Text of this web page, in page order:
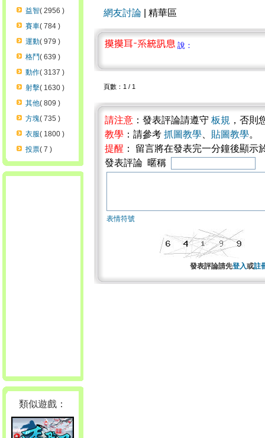
益智( 2956 )
賽車( 784 )
運動( 979 )
格鬥( 639 )
動作( 3137 )
射擊( 1630 )
其他( 809 )
方塊( 735 )
衣服( 1800 )
投票( 7 )
類似遊戲：
網友討論 | 精華區
說：
頁數：1 / 1
請注意 ：發表評論請遵守 板規 ，否則
教學 ：請參考 抓圖教學 貼圖教學。
提醒 ： 留言將在發表完一分鐘後顯
發表評論 暱稱
表情符號
發表評論請先登入或註